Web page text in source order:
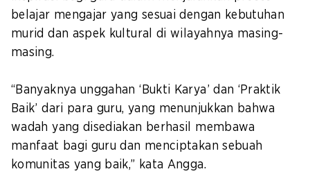
belajar mengajar yang sesuai dengan kebutuhan
murid dan aspek kultural di wilayahnya masing-
masing.
“Banyaknya unggahan ‘Bukti Karya’ dan ‘Praktik
Baik’ dari para guru, yang menunjukkan bahwa
wadah yang disediakan berhasil membawa
manfaat bagi guru dan menciptakan sebuah
komunitas yang baik,” kata Angga.